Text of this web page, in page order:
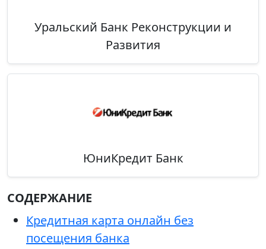
Уральский Банк Реконструкции и
Развития
ЮниКредит Банк
СОДЕРЖАНИЕ
Кредитная карта онлайн без
посещения банка